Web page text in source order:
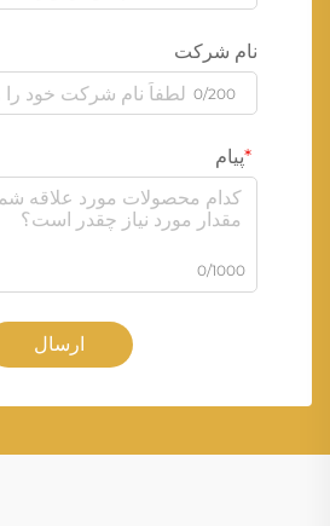
نام شرکت
0/200
پیام
0/1000
ارسال